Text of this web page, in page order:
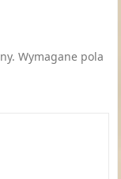
Wymagane pola